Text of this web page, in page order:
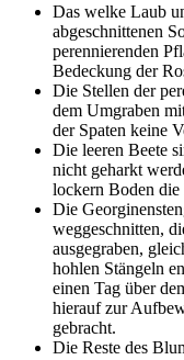
Das welke Laub
abgeschnittenen
perennierenden
Bedeckung der
Die Stellen der
dem Umgraben
der Spaten keine
Die leeren Beete
nicht geharkt
lockern Boden
Die
weggeschnitten,
ausgegraben,
hohlen Stängeln
einen Tag über
hierauf zur
gebracht.
Die Reste des